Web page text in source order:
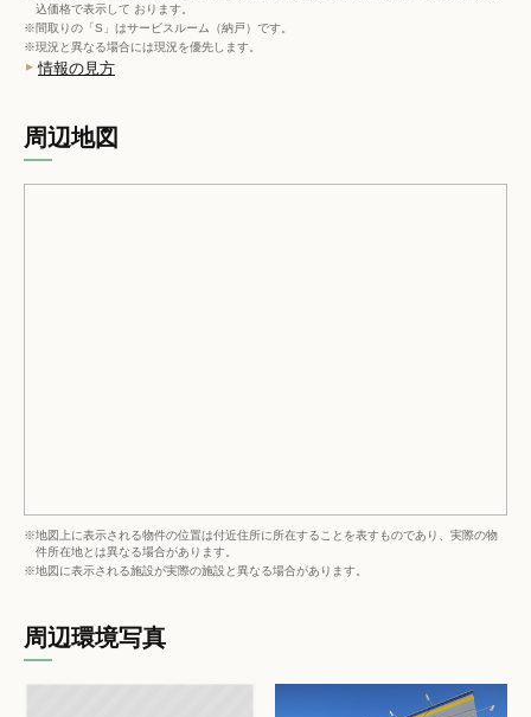
込価格で表示して おります。
※間取りの「S」はサービスルーム（納戸）です。
※現況と異なる場合には現況を優先します。
情報の見方
周辺地図
※地図上に表示される物件の位置は付近住所に所在することを表すものであり、実際の物
件所在地とは異なる場合があります。
※地図に表示される施設が実際の施設と異なる場合があります。
周辺環境写真